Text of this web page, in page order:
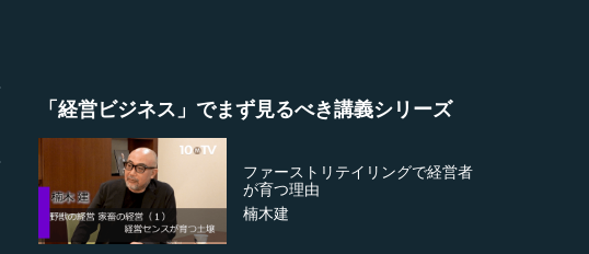
「経営ビジネス」でまず見るべき講義シリーズ
ファーストリテイリングで経営者
が育つ理由
楠木建